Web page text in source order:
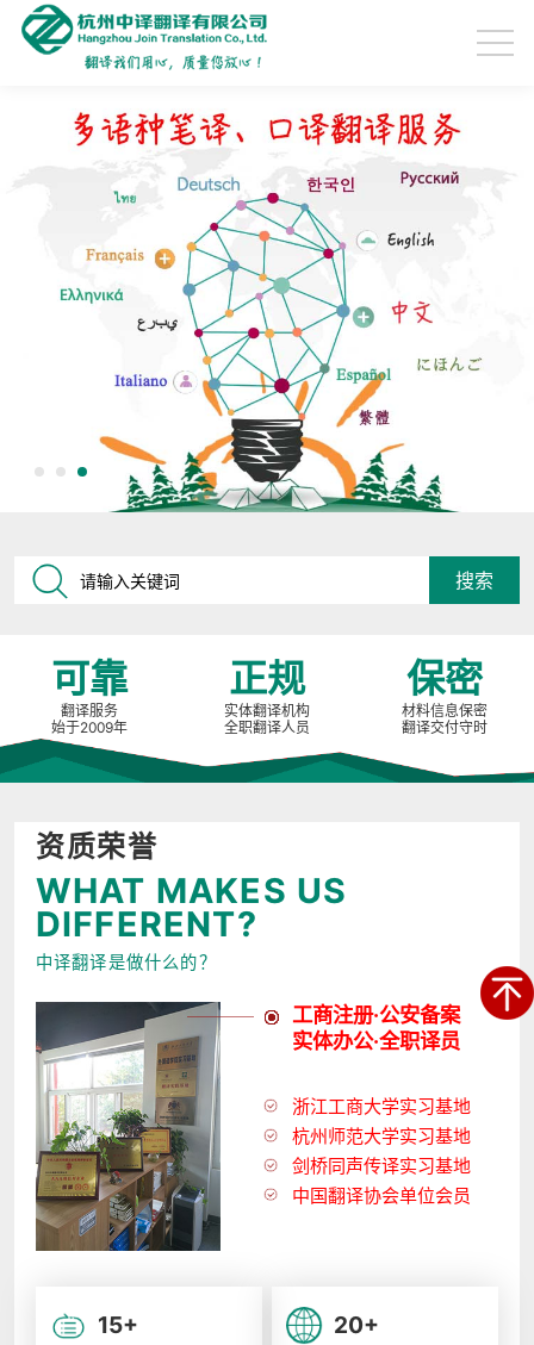
可靠
翻译服务
始于2009年
正规
实体翻译机构
全职翻译人员
保密
材料信息保密
翻译交付守时
资质荣誉
WHAT MAKES US
DIFFERENT?
中译翻译是做什么的？
工商注册·公安备案
实体办公·全职译员
浙江工商大学实习基地
杭州师范大学实习基地
剑桥同声传译实习基地
中国翻译协会单位会员
15+ 20+